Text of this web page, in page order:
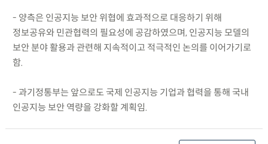
- 양측은 인공지능 보안 위협에 효과적으로 대응하기 위해
정보공유와 민관협력의 필요성에 공감하였으며, 인공지능 모델의
보안 분야 활용과 관련해 지속적이고 적극적인 논의를 이어가기로
함.
- 과기정통부는 앞으로도 국제 인공지능 기업과 협력을 통해 국내
인공지능 보안 역량을 강화할 계획임.